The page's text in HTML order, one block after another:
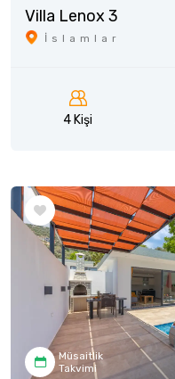
Villa Lenox 3
İslamlar
4 Kişi
Müsaitlik
Takvimi